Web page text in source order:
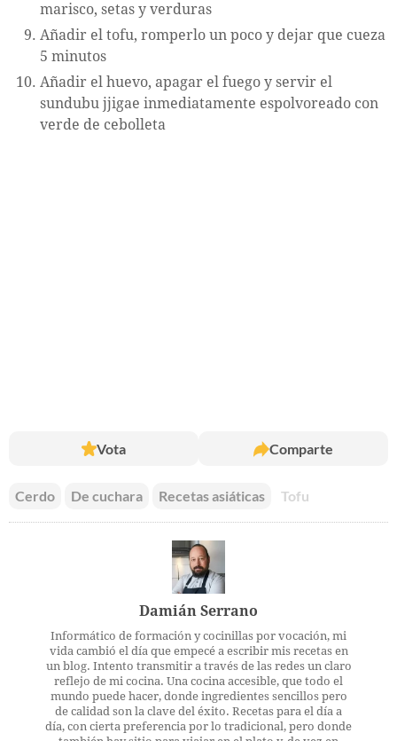
marisco, setas y verduras
Añadir el tofu, romperlo un poco y dejar que cueza
5 minutos
Añadir el huevo, apagar el fuego y servir el
sundubu jjigae inmediatamente espolvoreado con
verde de cebolleta
Vota Comparte
Cerdo De cuchara Recetas asiáticas Tofu
Damián Serrano
Informático de formación y cocinillas por vocación, mi
vida cambió el día que empecé a escribir mis recetas en
un blog. Intento transmitir a través de las redes un claro
reflejo de mi cocina. Una cocina accesible, que todo el
mundo puede hacer, donde ingredientes sencillos pero
de calidad son la clave del éxito. Recetas para el día a
día, con cierta preferencia por lo tradicional, pero donde